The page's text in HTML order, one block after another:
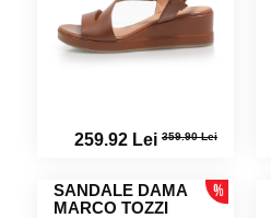
259.92 Lei 359.90 Lei
SANDALE DAMA
MARCO TOZZI